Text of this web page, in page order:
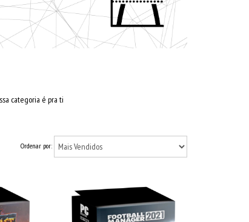
categoria é pra ti
Ordenar por: